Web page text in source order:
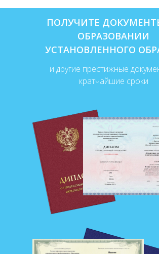
и другие престижные
кратчайшие сроки
ПОЛУЧИТЕ
ОБРАЗОВАНИИ
УСТАНОВЛЕННОГО